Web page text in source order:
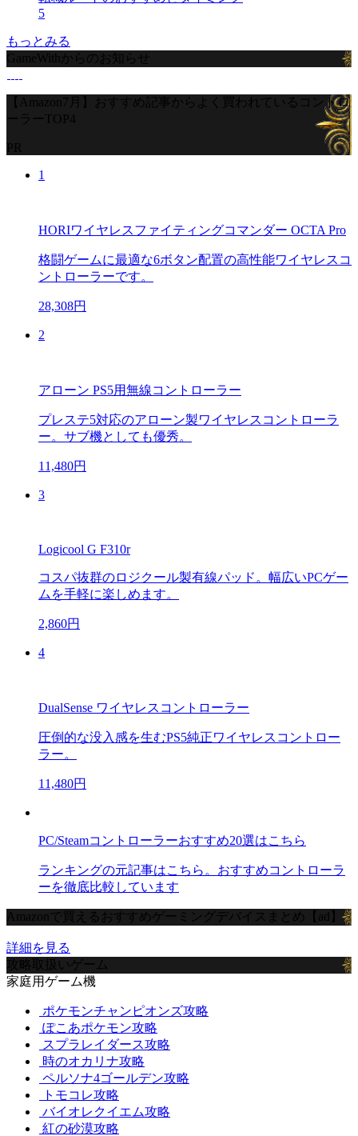
5
もっとみる
GameWithからのお知らせ
【Amazon7月】おすすめ記事からよく買われているコントロ
ーラーTOP4
PR
1
HORIワイヤレスファイティングコマンダー OCTA Pro
格闘ゲームに最適な6ボタン配置の高性能ワイヤレスコ
ントローラーです。
28,308円
2
アローン PS5用無線コントローラー
プレステ5対応のアローン製ワイヤレスコントローラ
ー。サブ機としても優秀。
11,480円
3
Logicool G F310r
コスパ抜群のロジクール製有線パッド。幅広いPCゲー
ムを手軽に楽しめます。
2,860円
4
DualSense ワイヤレスコントローラー
圧倒的な没入感を生むPS5純正ワイヤレスコントロー
ラー。
11,480円
PC/Steamコントローラーおすすめ20選はこちら
ランキングの元記事はこちら。おすすめコントローラ
ーを徹底比較しています
Amazonで買えるおすすめゲーミングデバイスまとめ【ad】
詳細を見る
攻略取扱いゲーム
家庭用ゲーム機
ポケモンチャンピオンズ攻略
ぽこあポケモン攻略
スプラレイダース攻略
時のオカリナ攻略
ペルソナ4ゴールデン攻略
トモコレ攻略
バイオレクイエム攻略
紅の砂漠攻略